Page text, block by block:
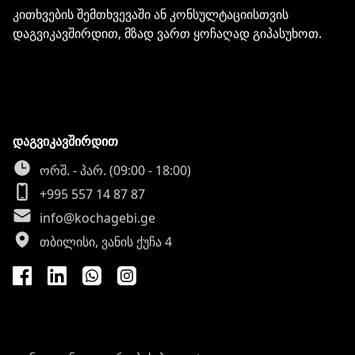
კითხვების შემთხვევაში ან კონსულტაციისთვის
დაგვიკავშირდით, მზად ვართ ყოჩაღად გიპასუხოთ.
დაგვიკავშირდით
ორშ. - პარ. (09:00 - 18:00)
+995 557 14 87 87
info@kochagebi.ge
თბილისი, ვანის ქუჩა 4